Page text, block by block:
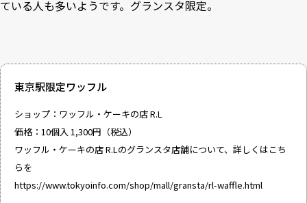
ている人も多いようです。グランスタ限定。
東京駅限定ワッフル
ショップ：ワッフル・ケーキの店 R.L
価格：10個入 1,300円（税込）
ワッフル・ケーキの店 R.Lのグランスタ店舗について、詳しくはこち
らを
https://www.tokyoinfo.com/shop/mall/gransta/rl-waffle.html